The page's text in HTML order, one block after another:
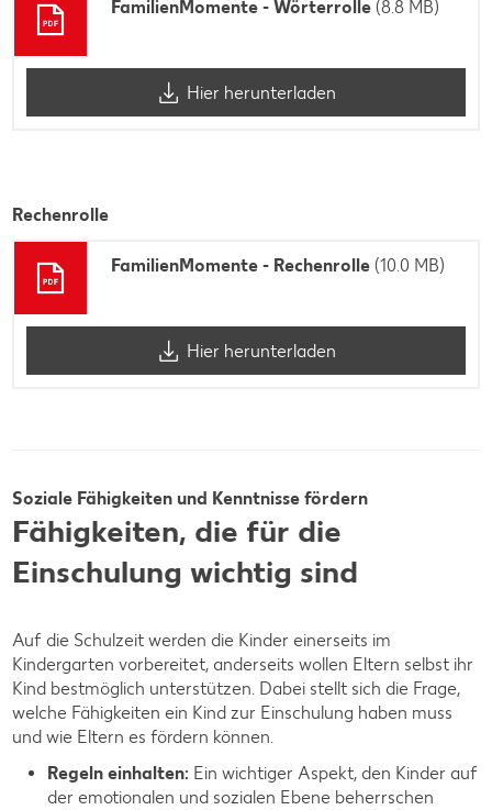
FamilienMomente - Wörterrolle (8.8 MB)
Hier herunterladen
Rechenrolle
FamilienMomente - Rechenrolle (10.0 MB)
Hier herunterladen
Soziale Fähigkeiten und Kenntnisse fördern
Fähigkeiten, die für die
Einschulung wichtig sind
Auf die Schulzeit werden die Kinder einerseits im
Kindergarten vorbereitet, anderseits wollen Eltern selbst ihr
Kind bestmöglich unterstützen. Dabei stellt sich die Frage,
welche Fähigkeiten ein Kind zur Einschulung haben muss
und wie Eltern es fördern können.
Regeln einhalten: Ein wichtiger Aspekt, den Kinder auf
der emotionalen und sozialen Ebene beherrschen